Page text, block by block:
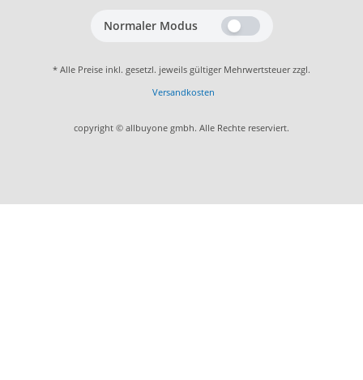
Normaler Modus
* Alle Preise inkl. gesetzl. jeweils gültiger Mehrwertsteuer zzgl.
Versandkosten
copyright © allbuyone gmbh. Alle Rechte reserviert.